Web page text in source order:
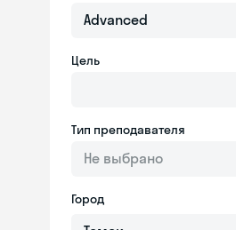
Advanced
Цель
Тип преподавателя
Не выбрано
Город